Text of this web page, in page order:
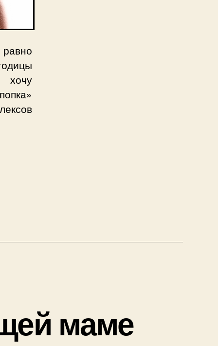
хочу
маме